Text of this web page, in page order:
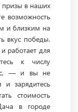
призы в наших
возможность
и близким на
вкус победы.
работает для
к числу
— и вы не
и зарядитесь
стоимость
в городе